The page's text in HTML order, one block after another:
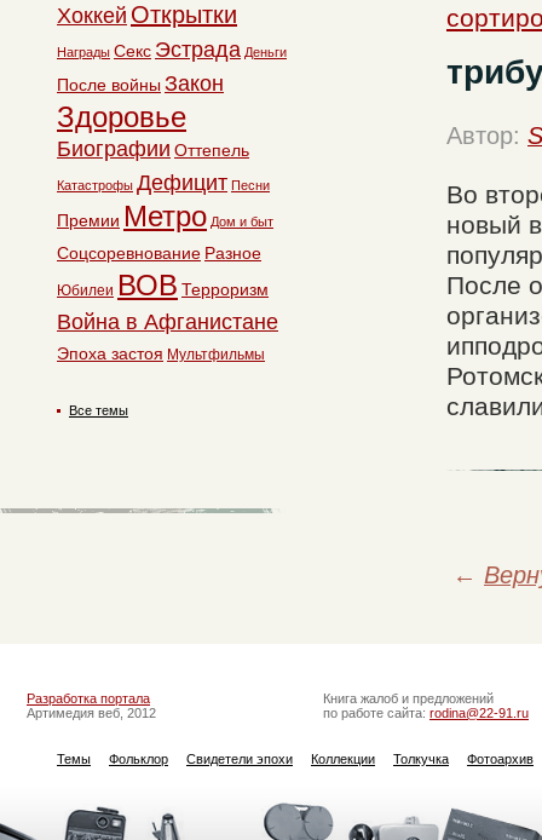
Автор:
Во
новый
После
←
Хоккей Открытки
Награды Секс Эстрада Деньги
После войны Закон
Здоровье
Биографии Оттепель
Катастрофы Дефицит Песни
Премии Метро Дом и быт
Соцсоревнование Разное
Юбилеи ВОВ Терроризм
Война в Афганистане
Эпоха застоя Мультфильмы
Все темы
Разработка портала
Артимедия веб, 2012
Книга жалоб и предложений
по работе сайта: rodina@22-91.ru
Темы Фольклор Свидетели эпохи Коллекции Толкучка Фотоархив